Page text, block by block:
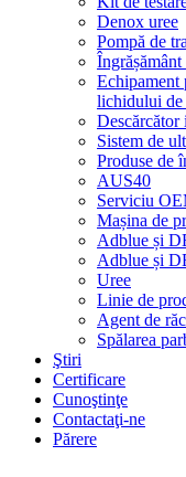
Denox uree
Pompă de
Echipament
lichidului de
Sistem de
Produse de
AUS40
Serviciu
Mașina de
Adblue și
Adblue și
Uree
Linie de
Agent de
Spălarea
Ştiri
Certificare
Cunoştinţe
Contactaţi-ne
Părere